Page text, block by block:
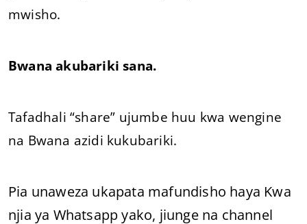
mwisho.
Bwana akubariki sana.
Tafadhali “share” ujumbe huu kwa wengine
na Bwana azidi kukubariki.
Pia unaweza ukapata mafundisho haya Kwa
njia ya Whatsapp yako, jiunge na channel